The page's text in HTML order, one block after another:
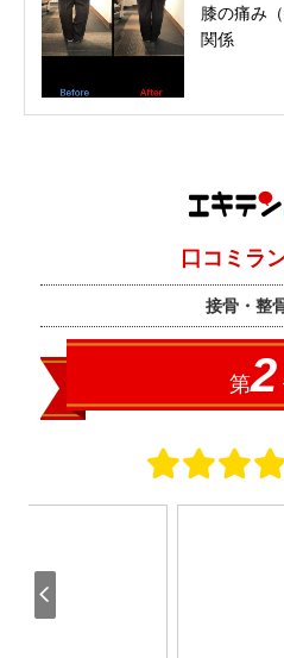
膝の痛み
関係